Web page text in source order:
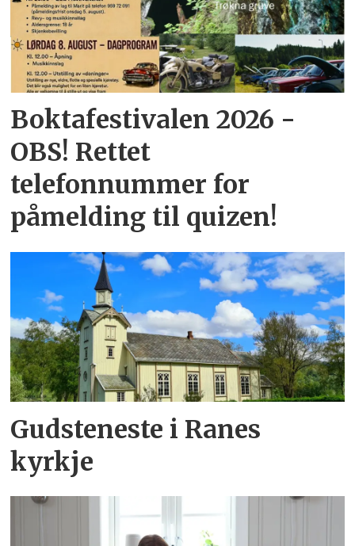
Boktafestivalen 2026 -
OBS! Rettet
telefonnummer for
påmelding til quizen!
Gudsteneste i Ranes
kyrkje